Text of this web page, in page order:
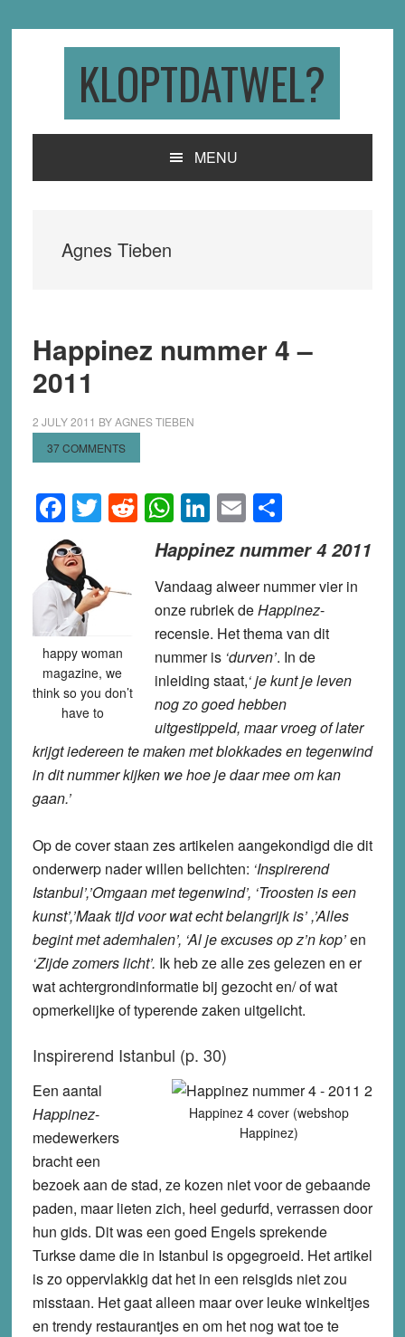
KLOPTDATWEL?
MENU
Agnes Tieben
Happinez nummer 4 –
2011
2 JULY 2011 BYAGNES TIEBEN
37 COMMENTS
Facebook
Twitter
Reddit
WhatsApp
LinkedIn
EmailShare
happy woman
magazine, we
think so you don’t
have to
Happinez nummer 4 2011
Vandaag alweer nummer vier in
onze rubriek deHappinez-
recensie. Het thema van dit
nummer is ‘durven’. In de
inleiding staat,‘ je kunt je leven
nog zo goed hebben
uitgestippeld, maar vroeg of later
krijgt iedereen te maken met blokkades en tegenwind
in dit nummer kijken we hoe je daar mee om kan
gaan.’
Op de cover staan zes artikelen aangekondigd die dit
onderwerp nader willen belichten: ‘Inspirerend
Istanbul’,’Omgaan met tegenwind’, ‘Troosten is een
kunst’,’Maak tijd voor wat echt belangrijk is’ ,’Alles
begint met ademhalen’, ‘Al je excuses op z’n kop’en
‘Zijde zomers licht’. Ik heb ze alle zes gelezen en er
wat achtergrondinformatie bij gezocht en/ of wat
opmerkelijke of typerende zaken uitgelicht.
Inspirerend Istanbul (p. 30)
Happinez 4 cover (webshop
Happinez)
Een aantal
Happinez-
medewerkers
bracht een
bezoek aan de stad, ze kozen niet voor de gebaande
paden, maar lieten zich, heel gedurfd, verrassen door
hun gids. Dit was een goed Engels sprekende
Turkse dame die in Istanbul is opgegroeid. Het artikel
is zo oppervlakkig dat het in een reisgids niet zou
misstaan. Het gaat alleen maar over leuke winkeltjes
en trendy restaurantjes en om het nog wat toe te